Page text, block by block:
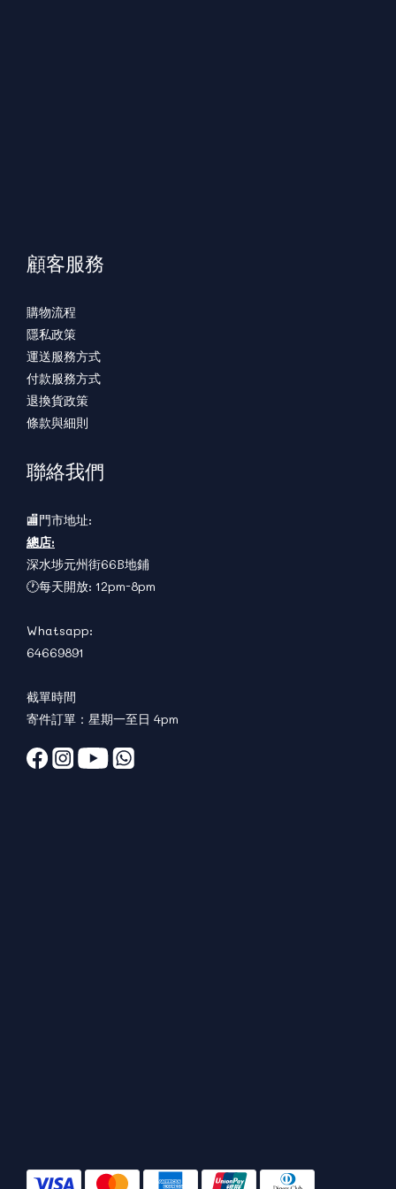
顧客服務
購物流程
隱私政策
運送服務方式
付款服務方式
退換貨政策
條款與細則
聯絡我們
🏬門市地址:
總店:
深水埗元州街66B地鋪
🕐每天開放: 12pm-8pm
Whatsapp:
64669891
截單時間
寄件訂單：星期一至日 4pm